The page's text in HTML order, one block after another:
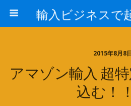
2015年8月8
アマゾン輸入 超
込む！